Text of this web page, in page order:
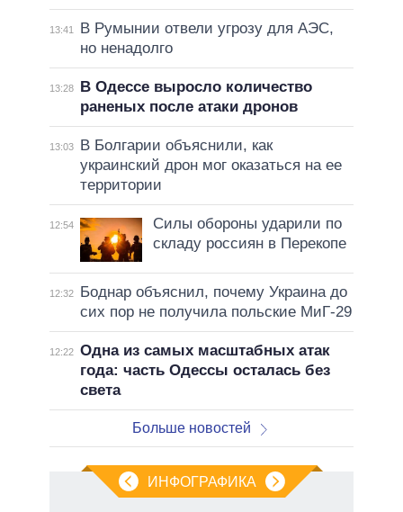
13:41
В Румынии отвели угрозу для АЭС,
но ненадолго
13:28
В Одессе выросло количество
раненых после атаки дронов
13:03
В Болгарии объяснили, как
украинский дрон мог оказаться на ее
территории
12:54
Силы обороны ударили по
складу россиян в Перекопе
12:32
Боднар объяснил, почему Украина до
сих пор не получила польские МиГ-29
12:22 Одна из самых масштабных атак
года: часть Одессы осталась без
света
Больше новостей
ИНФОГРАФИКА